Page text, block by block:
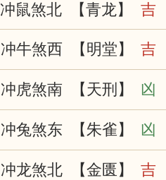
冲鼠煞北 【青龙】 吉
冲牛煞西 【明堂】 吉
冲虎煞南 【天刑】 凶
冲兔煞东 【朱雀】 凶
冲龙煞北 【金匮】 吉